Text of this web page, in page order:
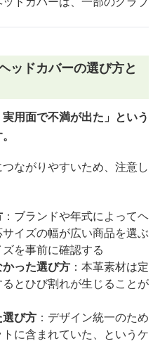
ッドカバーの選び方と
用面で不満が出た」という
ながりやすいため、注意し
：ブランドや年式によってヘ
イズの幅が広い商品を選ぶ
を事前に確認する
った選び方 ：本革素材は定
とひび割れが生じることが
び方 ：デザイン統一のため
に含まれていた、というケ